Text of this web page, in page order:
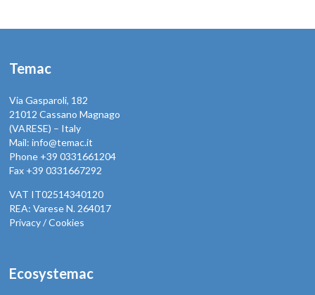
Temac
Via Gasparoli, 182
21012 Cassano Magnago
(VARESE) – Italy
Mail: info@temac.it
Phone +39 0331661204
Fax +39 0331667292
VAT IT02514340120
REA: Varese N. 264017
Privacy / Cookies
Ecosystemac